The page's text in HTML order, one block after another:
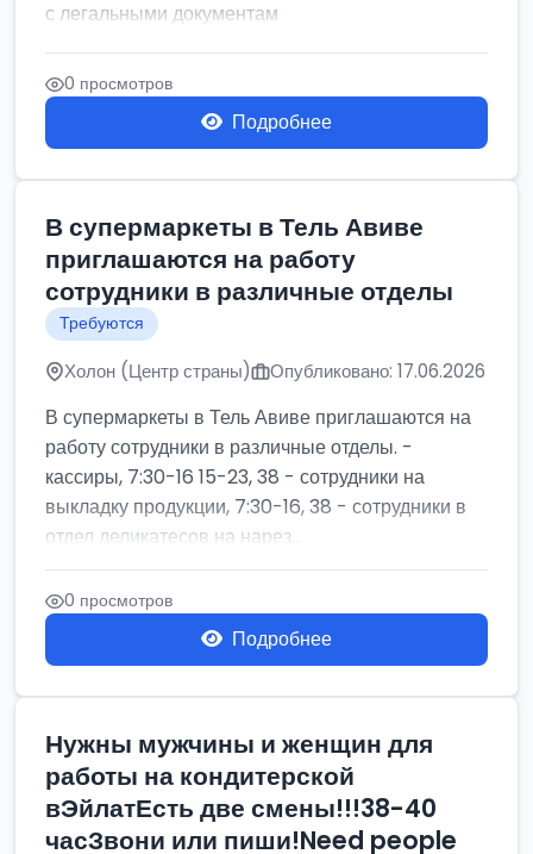
с легальными документам
0 просмотров
Подробнее
В супермаркеты в Тель Авиве
приглашаются на работу
сотрудники в различные отделы
Требуются
Холон (Центр страны) Опубликовано: 17.06.2026
В супермаркеты в Тель Авиве приглашаются на
работу сотрудники в различные отделы. -
кассиры, 7:30-16 15-23, 38 - сотрудники на
выкладку продукции, 7:30-16, 38 - сотрудники в
отдел деликатесов на нарез...
0 просмотров
Подробнее
Нужны мужчины и женщин для
работы на кондитерской
вЭйлатЕсть две смены!!!38-40
часЗвони или пиши!Need people